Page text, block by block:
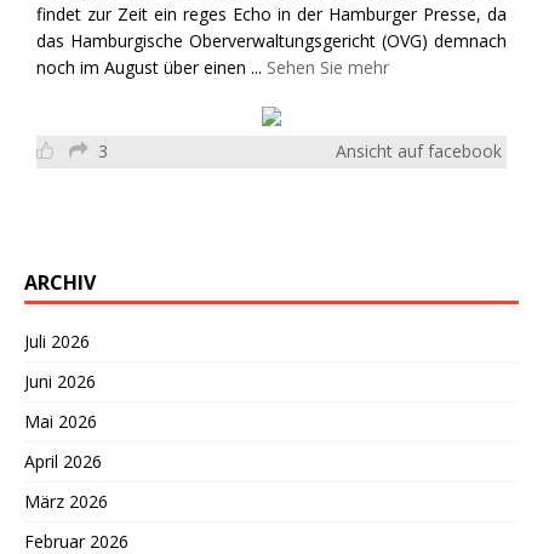
findet zur Zeit ein reges Echo in der Hamburger Presse, da
das Hamburgische Oberverwaltungsgericht (OVG) demnach
noch im August über einen ... Sehen Sie mehr
3 Ansicht auf facebook
ARCHIV
Juli 2026
Juni 2026
Mai 2026
April 2026
März 2026
Februar 2026